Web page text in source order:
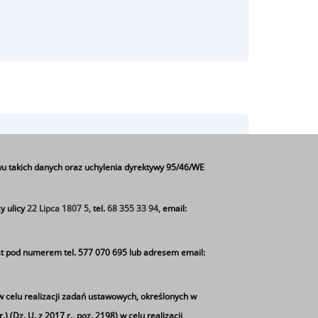
takich danych oraz uchylenia dyrektywy 95/46/WE
ulicy22 Lipca 1807 5,tel.68 355 33 94,email:
pod numerem tel. 577 070 695 lub adresem email:
realizacji zadań ustawowych, określonych w
(Dz. U. z 2017 r., poz. 2198) w celu realizacji